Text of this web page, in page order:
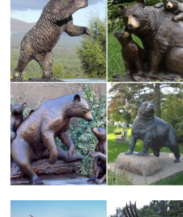
Фигурки собак – Стеклянные
собачек
Вот тут мы собрали стеклянные
и песиков, разных пород и разных
являются одними из самых
фигурок.
Как отличить оригинальную
поддельной.
Даже опытный взгляд не сможет
сразу, по внешнему виду. В первую
фарфоровую статуэтку, покупайте и